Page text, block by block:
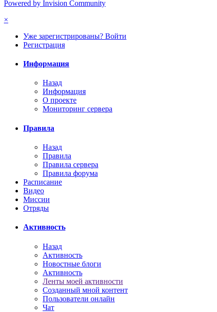
Powered by Invision Community
×
Уже зарегистрированы? Войти
Регистрация
Информация
Назад
Информация
О проекте
Мониторинг сервера
Правила
Назад
Правила
Правила сервера
Правила форума
Расписание
Видео
Миссии
Отряды
Активность
Назад
Активность
Новостные блоги
Активность
Ленты моей активности
Созданный мной контент
Пользователи онлайн
Чат